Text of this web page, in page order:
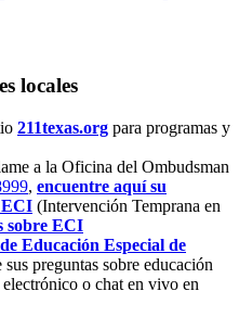
locales
211texas.org para programas y
a la Oficina del Ombudsman
, encuentre aquí su
ECI (Intervención Temprana en
sobre ECI
Educación Especial de
sus preguntas sobre educación
o chat en vivo en